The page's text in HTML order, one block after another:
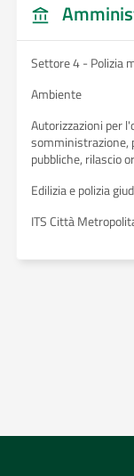
Settore 4 - Polizia
Ambiente
Autorizzazioni per
somministrazione,
pubbliche, rilascio
Edilizia e polizia
ITS Città